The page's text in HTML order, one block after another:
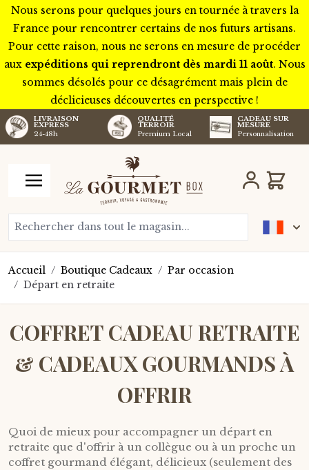
Nous serons pour quelques jours en tournée à travers la
France pour rencontrer certains de nos futurs artisans.
Pour cette raison, nous ne serons en mesure de procéder
aux expéditions qui reprendront dès mardi 11 août. Nous
sommes désolés pour ce désagrément mais plein de
déclicieuses découvertes en perspective !
LIVRAISON
EXPRESS
24-48h
QUALITÉ
TERROIR
Premium Local
CADEAU SUR
MESURE
Personnalisation
Rechercher dans tout le magasin...
Chariot
Accueil / Boutique Cadeaux / Par occasion
/ Départ en retraite
COFFRET CADEAU RETRAITE
& CADEAUX GOURMANDS À
OFFRIR
Quoi de mieux pour accompagner un départ en
retraite que d'offrir à un collègue ou à un proche un
coffret gourmand élégant, délicieux (seulement des